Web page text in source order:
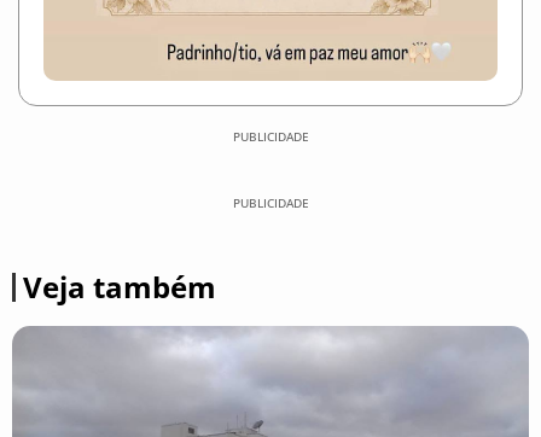
PUBLICIDADE
PUBLICIDADE
Veja também